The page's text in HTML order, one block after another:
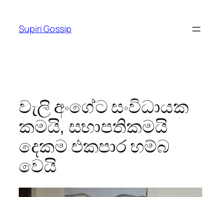
content
Supiri Gossip
වැලි අංගේට සංවිධායක
කමයි, සභාපතිකමයි
දෙකම එකපාර හම්බ
වෙයි